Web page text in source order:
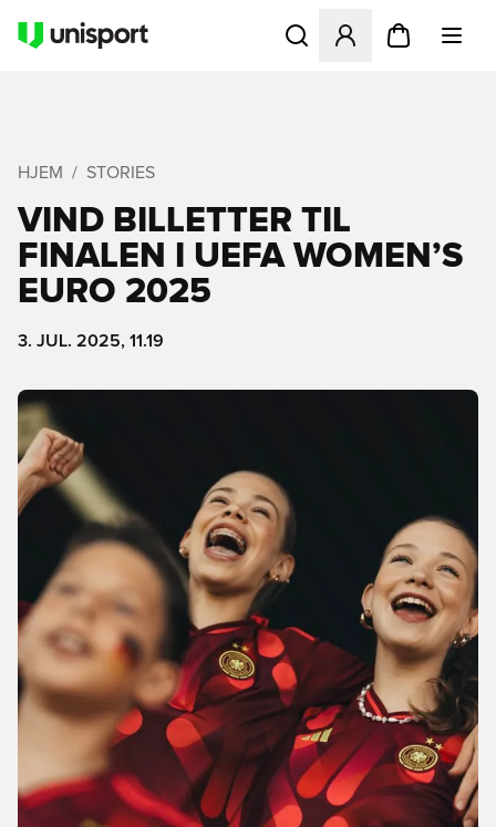
Åbner en Modal til at
HJEM STORIES
VIND BILLETTER TIL
FINALEN I UEFA WOMEN’S
EURO 2025
3. JUL. 2025, 11.19